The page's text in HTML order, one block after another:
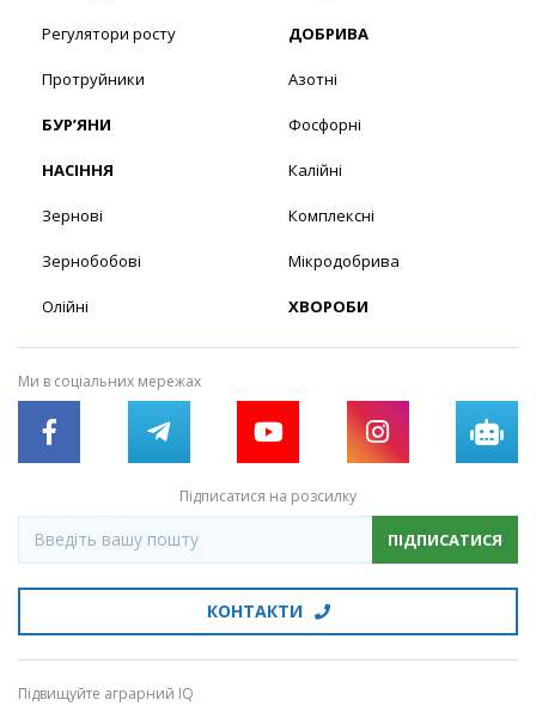
Регулятори росту
Протруйники
БУР’ЯНИ
НАСІННЯ
Зернові
Зернобобові
Олійні
ДОБРИВА
Азотні
Фосфорні
Калійні
Комплексні
Мікродобрива
ХВОРОБИ
Ми в соціальних мережах
Підписатися на розсилку
ПІДПИСАТИСЯ
КОНТАКТИ
Підвищуйте аграрний IQ